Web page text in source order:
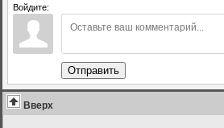
Войдите:
Отправить
Вверх